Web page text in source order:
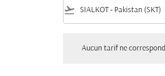
flight_takeoff
Aucun tarif ne